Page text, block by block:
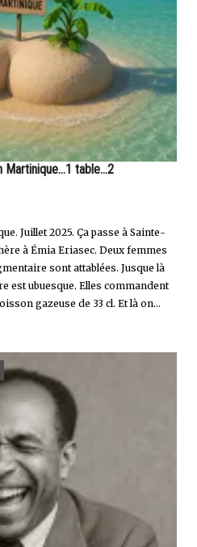
table...2
Juillet 2025. Ça passe à Sainte-
à Émia Eriasec. Deux femmes
sont attablées. Jusque là
est ubuesque. Elles commandent
gazeuse de 33 cl. Et là on...